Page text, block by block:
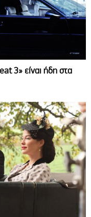
3» είναι ήδη στα